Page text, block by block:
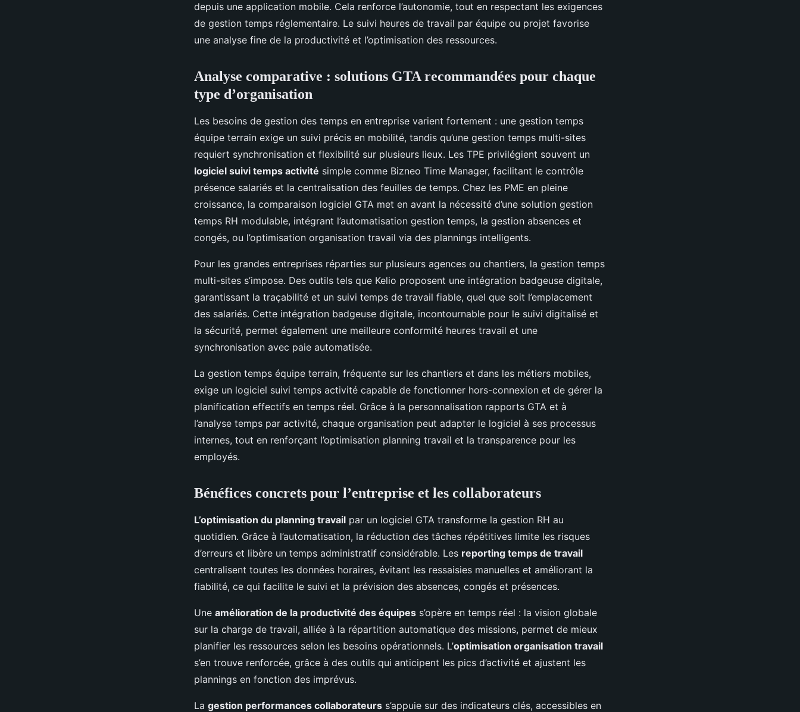
depuis une application mobile. Cela renforce l’autonomie, tout en respectant les exigences
de gestion temps réglementaire. Le suivi heures de travail par équipe ou projet favorise
une analyse fine de la productivité et l’optimisation des ressources.
Analyse comparative : solutions GTA recommandées pour chaque
type d’organisation
Les besoins de gestion des temps en entreprise varient fortement : une gestion temps
équipe terrain exige un suivi précis en mobilité, tandis qu’une gestion temps multi-sites
requiert synchronisation et flexibilité sur plusieurs lieux. Les TPE privilégient souvent un
logiciel suivi temps activité simple comme Bizneo Time Manager, facilitant le contrôle
présence salariés et la centralisation des feuilles de temps. Chez les PME en pleine
croissance, la comparaison logiciel GTA met en avant la nécessité d’une solution gestion
temps RH modulable, intégrant l’automatisation gestion temps, la gestion absences et
congés, ou l’optimisation organisation travail via des plannings intelligents.
Pour les grandes entreprises réparties sur plusieurs agences ou chantiers, la gestion temps
multi-sites s’impose. Des outils tels que Kelio proposent une intégration badgeuse digitale,
garantissant la traçabilité et un suivi temps de travail fiable, quel que soit l’emplacement
des salariés. Cette intégration badgeuse digitale, incontournable pour le suivi digitalisé et
la sécurité, permet également une meilleure conformité heures travail et une
synchronisation avec paie automatisée.
La gestion temps équipe terrain, fréquente sur les chantiers et dans les métiers mobiles,
exige un logiciel suivi temps activité capable de fonctionner hors-connexion et de gérer la
planification effectifs en temps réel. Grâce à la personnalisation rapports GTA et à
l’analyse temps par activité, chaque organisation peut adapter le logiciel à ses processus
internes, tout en renforçant l’optimisation planning travail et la transparence pour les
employés.
Bénéfices concrets pour l’entreprise et les collaborateurs
L’optimisation du planning travail par un logiciel GTA transforme la gestion RH au
quotidien. Grâce à l’automatisation, la réduction des tâches répétitives limite les risques
d’erreurs et libère un temps administratif considérable. Les reporting temps de travail
centralisent toutes les données horaires, évitant les ressaisies manuelles et améliorant la
fiabilité, ce qui facilite le suivi et la prévision des absences, congés et présences.
Une amélioration de la productivité des équipes s’opère en temps réel : la vision globale
sur la charge de travail, alliée à la répartition automatique des missions, permet de mieux
planifier les ressources selon les besoins opérationnels. L’optimisation organisation travail
s’en trouve renforcée, grâce à des outils qui anticipent les pics d’activité et ajustent les
plannings en fonction des imprévus.
La gestion performances collaborateurs s’appuie sur des indicateurs clés, accessibles en